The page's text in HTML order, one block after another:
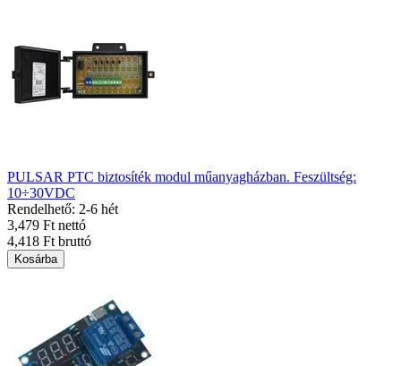
PULSAR PTC biztosíték modul műanyagházban. Feszültség:
10÷30VDC
Rendelhető: 2-6 hét
3,479 Ft nettó
4,418 Ft bruttó
Kosárba